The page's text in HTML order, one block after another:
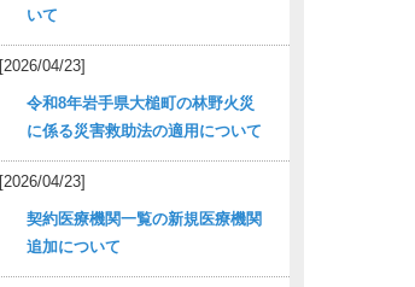
いて
[2026/04/23]
令和8年岩手県大槌町の林野火災
に係る災害救助法の適用について
[2026/04/23]
契約医療機関一覧の新規医療機関
追加について